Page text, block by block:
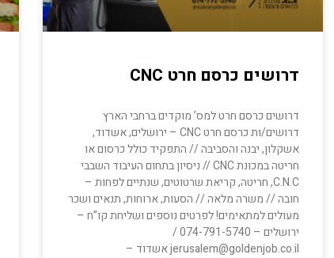
דרושים כרסם חרט CNC
דרושים כרסם חרט למס’ מוקדים ברחבי הארץ
דרושים/ות כרסם חרט CNC – ירושלים, אשדוד,
אשקלון, יבנה והסביבה // התפקיד כולל כרסום או
חריטה במכונת CNC // ניסיון בתחום העיבוד השבבי
C.N.C, חריטה, קריאת שרטוטים, שנתיים לפחות –
חובה // משרה מלאה // הסעות, ארוחות, תנאים ושכר
מעולים למתאימים! לפרטים נוספים ושליחת קו”ח –
ירושלים – 074-791-5740 /
jerusalem@goldenjob.co.il אשדוד –